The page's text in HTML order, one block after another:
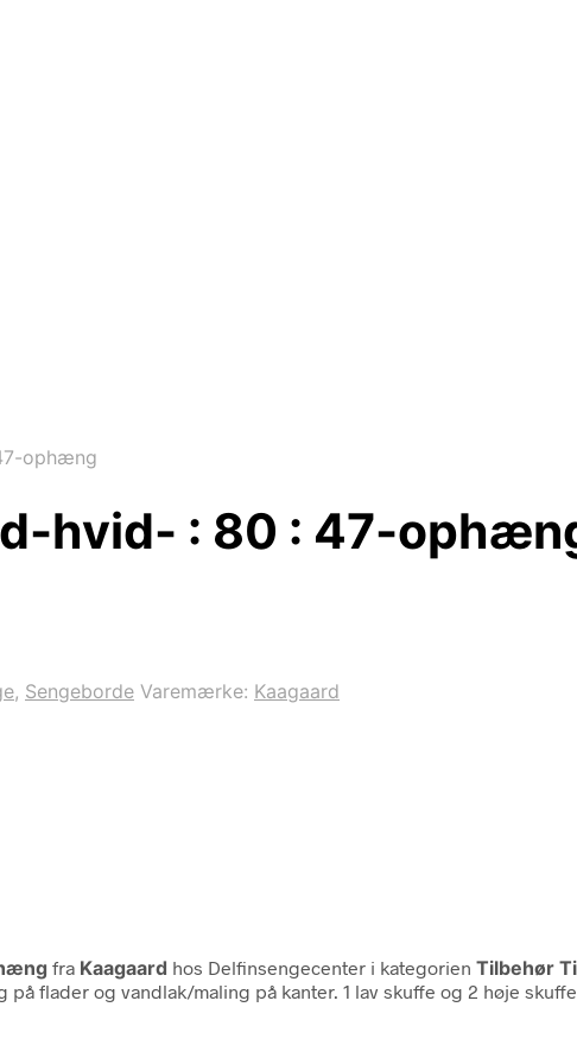
ophæng
hvid- : 80 : 47-
, Sengeborde Varemærke: Kaagaard
fra Kaagaard hos Delfinsengecenter i kategorien Tilbehør
flader og vandlak/maling på kanter. 1 lav skuffe og 2 høje